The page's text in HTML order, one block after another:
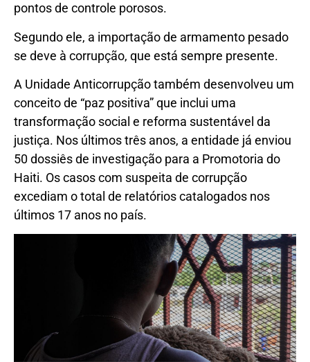
pontos de controle porosos.
Segundo ele, a importação de armamento pesado
se deve à corrupção, que está sempre presente.
A Unidade Anticorrupção também desenvolveu um
conceito de “paz positiva” que inclui uma
transformação social e reforma sustentável da
justiça. Nos últimos três anos, a entidade já enviou
50 dossiês de investigação para a Promotoria do
Haiti. Os casos com suspeita de corrupção
excediam o total de relatórios catalogados nos
últimos 17 anos no país.